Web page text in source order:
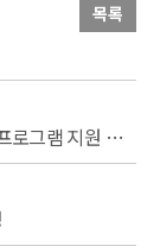
목록
풀브라이트 미국 대학 한국어 보조강사 장학 프로그램 지원 안내